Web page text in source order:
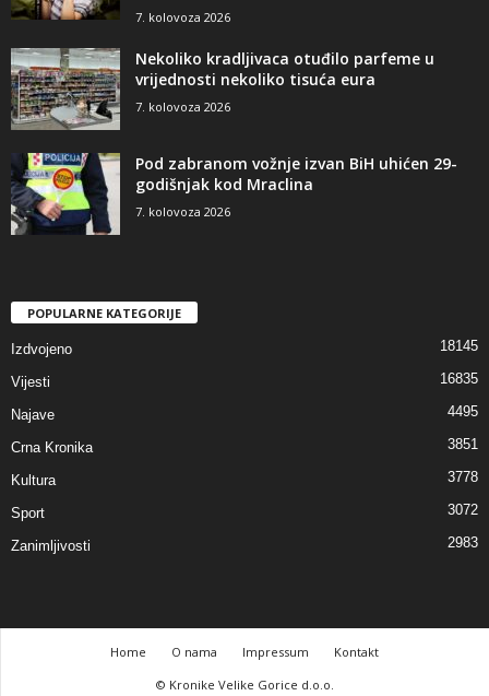
7. kolovoza 2026
Nekoliko kradljivaca otuđilo parfeme u
vrijednosti nekoliko tisuća eura
7. kolovoza 2026
Pod zabranom vožnje izvan BiH uhićen 29-
godišnjak kod Mraclina
7. kolovoza 2026
POPULARNE KATEGORIJE
Izdvojeno 18145
Vijesti 16835
Najave 4495
Crna Kronika 3851
Kultura 3778
Sport 3072
Zanimljivosti 2983
Home O nama Impressum
Kontakt
© Kronike Velike Gorice d.o.o.